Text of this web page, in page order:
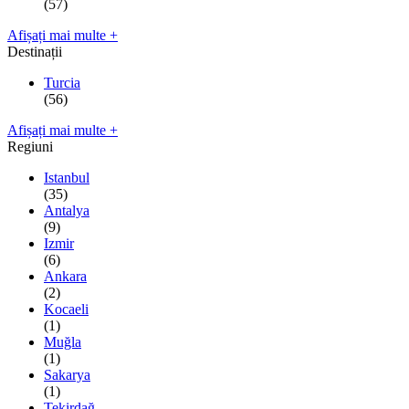
(57)
Afișați mai multe +
Destinații
Turcia
(56)
Afișați mai multe +
Regiuni
Istanbul
(35)
Antalya
(9)
Izmir
(6)
Ankara
(2)
Kocaeli
(1)
Muğla
(1)
Sakarya
(1)